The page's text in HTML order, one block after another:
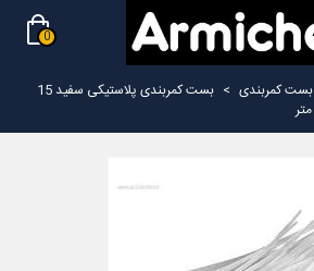
0
بست کمربندی >
بست کمربندی پلاستیکی سفید 15